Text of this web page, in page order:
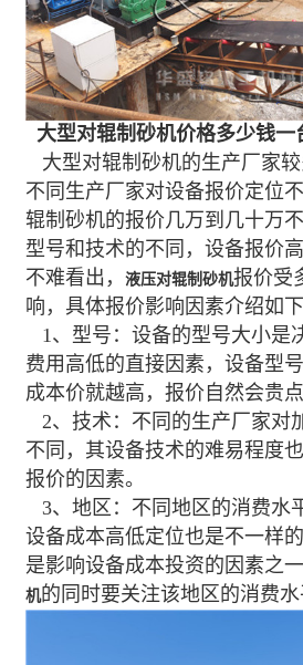
大型对辊制砂机价格多少钱一
大型对辊制砂机的生产厂家
不同生产厂家对设备报价定位
辊制砂机的报价几万到几十万
型号和技术的不同，设备报价
不难看出，液压对辊制砂机报价受
响，具体报价影响因素介绍如下
1、型号：设备的型号大小是
费用高低的直接因素，设备型
成本价就越高，报价自然会贵点
2、技术：不同的生产厂家对
不同，其设备技术的难易程度
报价的因素。
3、地区：不同地区的消费水
设备成本高低定位也是不一样
是影响设备成本投资的因素之
机的同时要关注该地区的消费水